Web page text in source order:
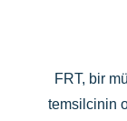
FRT, bir
temsilcinin